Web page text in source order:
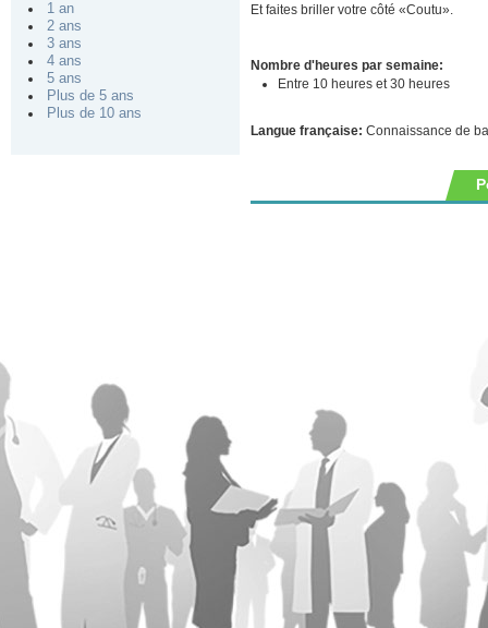
1 an
2 ans
3 ans
4 ans
5 ans
Plus de 5 ans
Plus de 10 ans
Et faites briller votre côté «Coutu».
Nombre d'heures par semaine:
Entre 10 heures et 30 heures
Langue française: Connaissance de